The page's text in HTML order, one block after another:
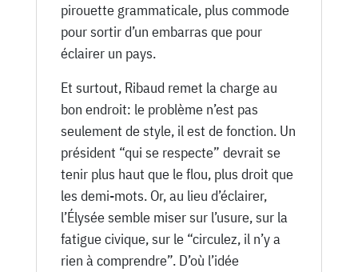
pirouette grammaticale, plus commode
pour sortir d’un embarras que pour
éclairer un pays.
Et surtout, Ribaud remet la charge au
bon endroit: le problème n’est pas
seulement de style, il est de fonction. Un
président “qui se respecte” devrait se
tenir plus haut que le flou, plus droit que
les demi-mots. Or, au lieu d’éclairer,
l’Élysée semble miser sur l’usure, sur la
fatigue civique, sur le “circulez, il n’y a
rien à comprendre”. D’où l’idée